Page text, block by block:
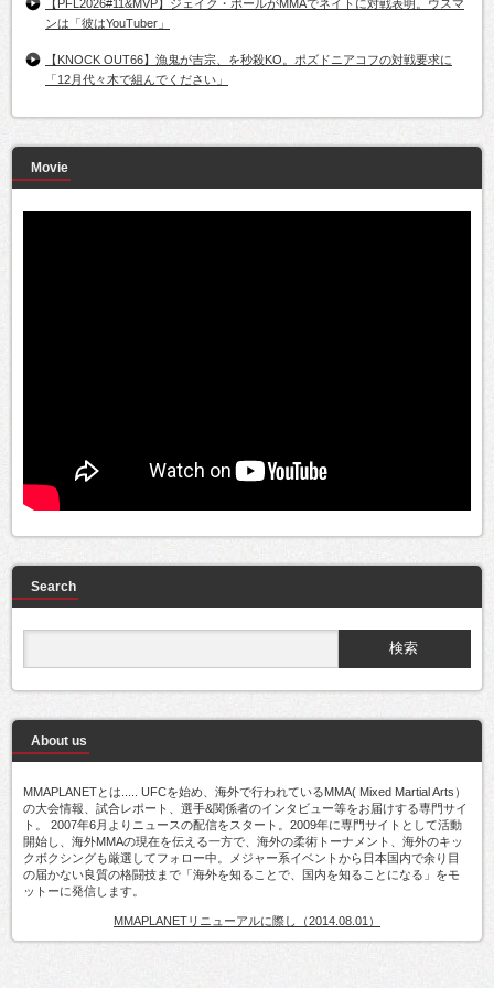
【PFL2026#11&MVP】ジェイク・ポールがMMAでネイトに対戦表明。ウスマ
ンは「彼はYouTuber」
【KNOCK OUT66】漁鬼が吉宗、を秒殺KO。ポズドニアコフの対戦要求に
「12月代々木で組んでください」
Movie
Search
About us
MMAPLANETとは..... UFCを始め、海外で行われているMMA( Mixed Martial Arts）
の大会情報、試合レポート、選手&関係者のインタビュー等をお届けする専門サイ
ト。 2007年6月よりニュースの配信をスタート。2009年に専門サイトとして活動
開始し、海外MMAの現在を伝える一方で、海外の柔術トーナメント、海外のキッ
クボクシングも厳選してフォロー中。メジャー系イベントから日本国内で余り目
の届かない良質の格闘技まで「海外を知ることで、国内を知ることになる」をモ
ットーに発信します。
MMAPLANETリニューアルに際し（2014.08.01）